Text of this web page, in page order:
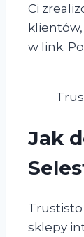
Ci
w link.
Jak
Trustisto
sklepy